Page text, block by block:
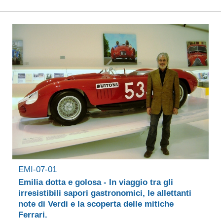
EMI-07-01
Emilia dotta e golosa - In viaggio tra gli
irresistibili sapori gastronomici, le allettanti
note di Verdi e la scoperta delle mitiche
Ferrari.